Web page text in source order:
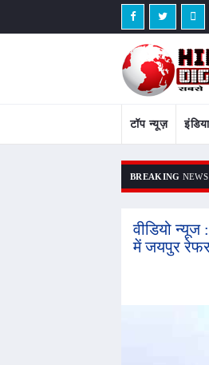
टॉप न्यूज़ इंडिया
BREAKING NEWS
नियुक्त किया, विवेश 2020 बैच के ICAS
वीडियो
में जयपुर